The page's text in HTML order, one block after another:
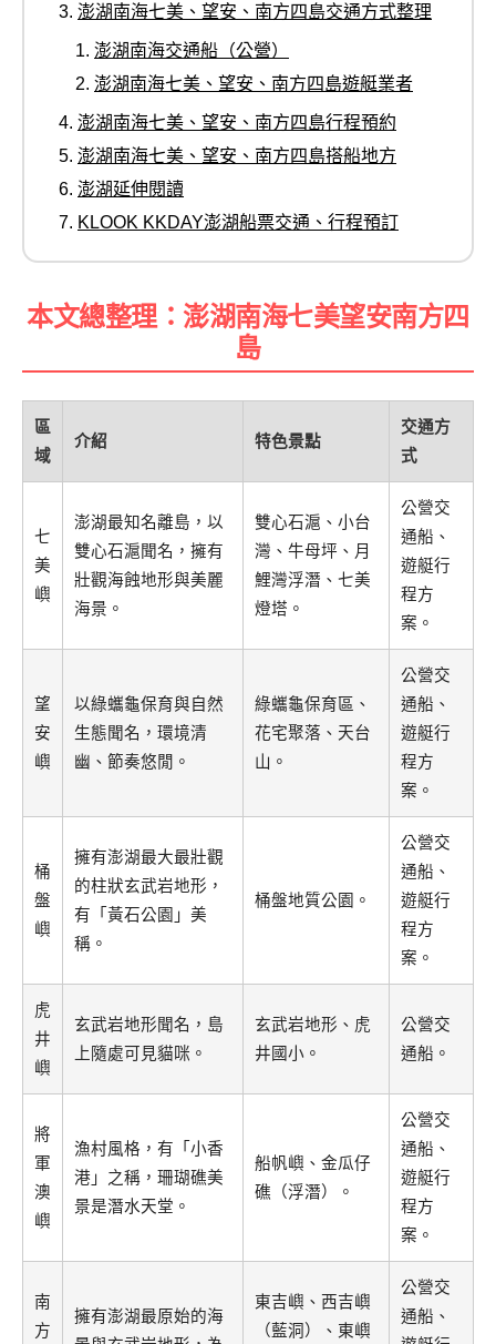
澎湖南海七美、望安、南方四島交通方式整理
澎湖南海交通船（公營）
澎湖南海七美、望安、南方四島遊艇業者
澎湖南海七美、望安、南方四島行程預約
澎湖南海七美、望安、南方四島搭船地方
澎湖延伸閱讀
KLOOK KKDAY澎湖船票交通、行程預訂
本文總整理：澎湖南海七美望安南方四
島
區
域
介紹 特色景點
交通方
式
七
美
嶼
澎湖最知名離島，以
雙心石滬聞名，擁有
壯觀海蝕地形與美麗
海景。
雙心石滬、小台
灣、牛母坪、月
鯉灣浮潛、七美
燈塔。
公營交
通船、
遊艇行
程方
案。
望
安
嶼
以綠蠵龜保育與自然
生態聞名，環境清
幽、節奏悠閒。
綠蠵龜保育區、
花宅聚落、天台
山。
公營交
通船、
遊艇行
程方
案。
桶
盤
嶼
擁有澎湖最大最壯觀
的柱狀玄武岩地形，
有「黃石公園」美
稱。
桶盤地質公園。
公營交
通船、
遊艇行
程方
案。
虎
井
嶼
玄武岩地形聞名，島
上隨處可見貓咪。
玄武岩地形、虎
井國小。
公營交
通船。
將
軍
澳
嶼
漁村風格，有「小香
港」之稱，珊瑚礁美
景是潛水天堂。
船帆嶼、金瓜仔
礁（浮潛）。
公營交
通船、
遊艇行
程方
案。
南
方
擁有澎湖最原始的海
東吉嶼、西吉嶼
（藍洞）、東嶼
公營交
通船、